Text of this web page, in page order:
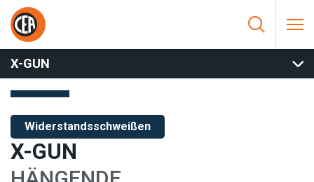
Zum Inhalt springen
HOME/
BUCKELSCHWEISSEN
X-GUN
X-GUN
Widerstandsschweißen
X-GUN